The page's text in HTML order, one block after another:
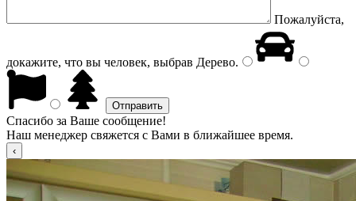
Пожалуйста,
докажите, что вы человек, выбрав Дерево.
Спасибо за Ваше сообщение!
Наш менеджер свяжется с Вами в ближайшее время.